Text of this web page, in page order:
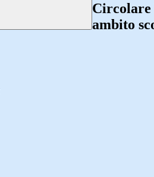
Circolare
ambito